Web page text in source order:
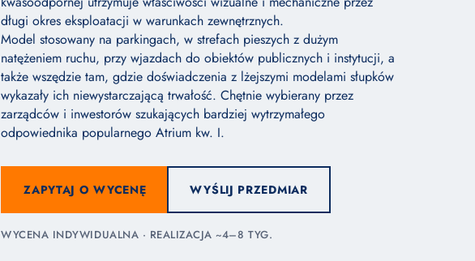
długi okres eksploatacji w warunkach zewnętrznych.
Model stosowany na parkingach, w strefach pieszych z dużym
natężeniem ruchu, przy wjazdach do obiektów publicznych i instytucji, a
także wszędzie tam, gdzie doświadczenia z lżejszymi modelami słupków
wykazały ich niewystarczającą trwałość. Chętnie wybierany przez
zarządców i inwestorów szukających bardziej wytrzymałego
odpowiednika popularnego Atrium kw. I.
ZAPYTAJ O WYCENĘ WYŚLIJ PRZEDMIAR
WYCENA INDYWIDUALNA · REALIZACJA ~4–8 TYG.